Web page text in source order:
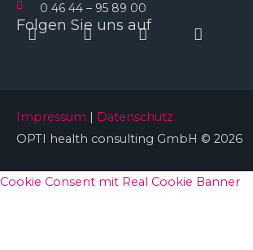
0 46 44 – 95 89 00
Folgen Sie uns auf
InstagramFacebookLinkedinYoutube
Impressum
Datenschutz
OPTI health consulting GmbH © 2026
Cookie Consent mit Real Cookie Banner